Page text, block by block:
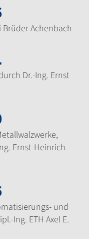
Achenbach
Dr.-Ing. Ernst
Ernst-Heinrich
und
Ing. ETH Axel E.